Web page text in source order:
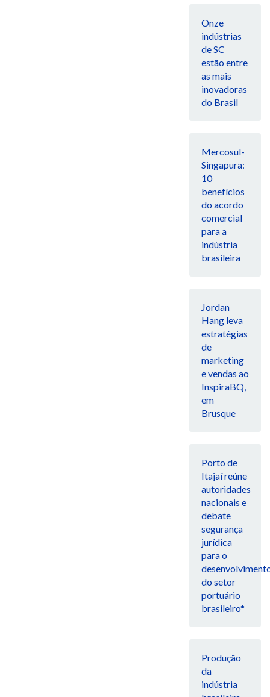
Onze
indústrias
de SC
estão entre
as mais
inovadoras
do Brasil
Mercosul-
Singapura:
10
benefícios
do acordo
comercial
para a
indústria
brasileira
Jordan
Hang leva
estratégias
de
marketing
e vendas ao
InspiraBQ,
em
Brusque
Porto de
Itajaí reúne
autoridades
nacionais e
debate
segurança
jurídica
para o
do setor
portuário
brasileiro*
Produção
da
indústria